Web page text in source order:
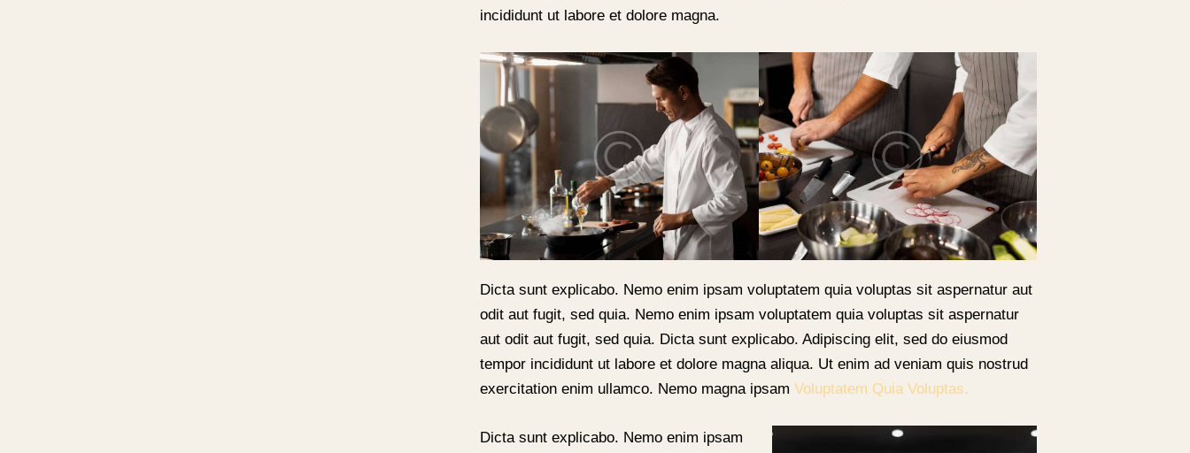
incididunt ut labore et dolore magna.
Dicta sunt explicabo. Nemo enim ipsam voluptatem quia voluptas sit aspernatur aut
odit aut fugit, sed quia. Nemo enim ipsam voluptatem quia voluptas sit aspernatur
aut odit aut fugit, sed quia. Dicta sunt explicabo. Adipiscing elit, sed do eiusmod
tempor incididunt ut labore et dolore magna aliqua. Ut enim ad veniam quis nostrud
exercitation enim ullamco. Nemo magna ipsamVoluptatem Quia Voluptas.
Dicta sunt explicabo. Nemo enim ipsam